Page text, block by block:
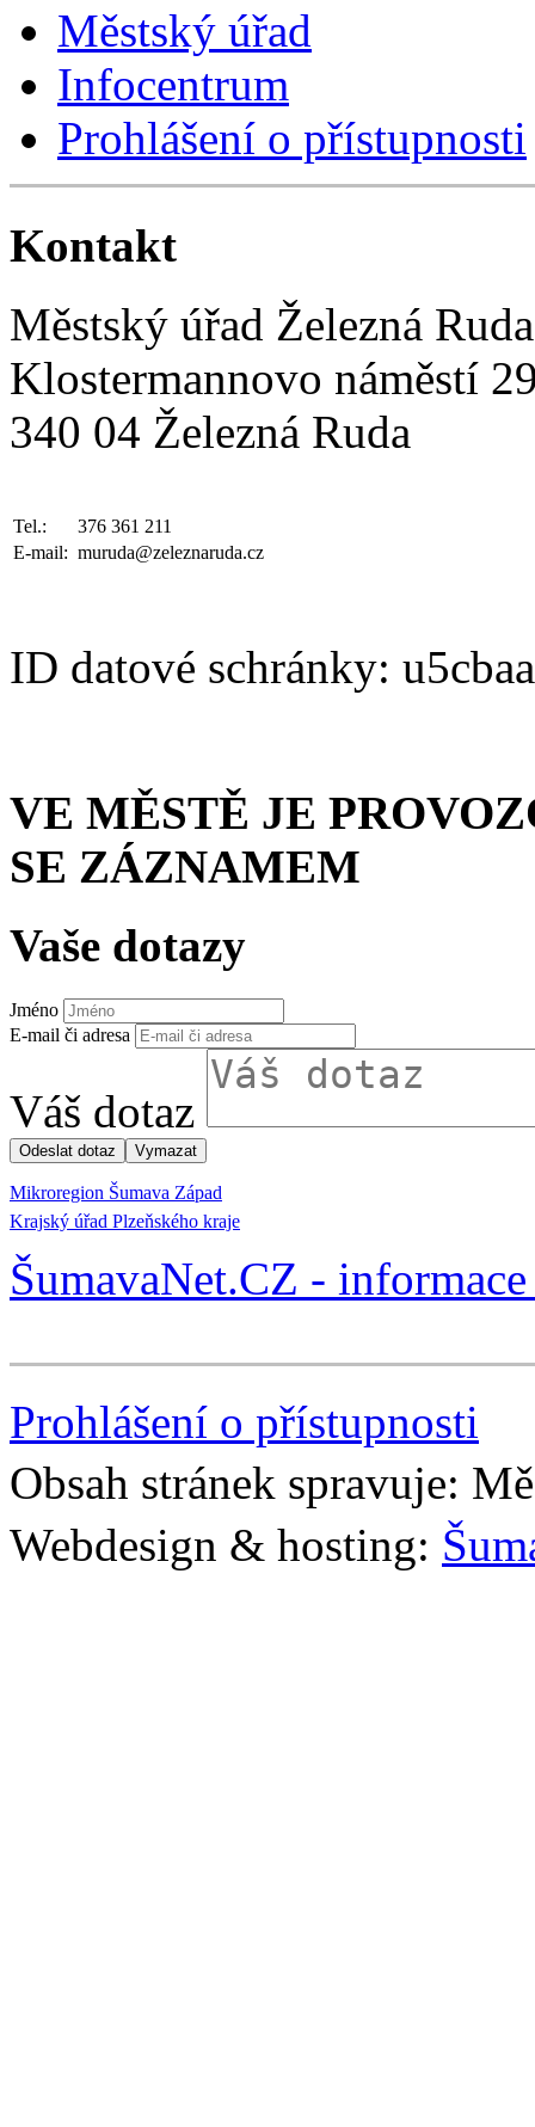
Městský úřad
Infocentrum
Prohlášení o přístupnosti
Kontakt
Městský úřad Železná Ruda
Klostermannovo náměstí
340 04 Železná Ruda
Tel.:
376 361 211
E-mail: muruda@zeleznaruda.cz
ID datové schránky:
VE MĚSTĚ JE
SE ZÁZNAMEM
Vaše dotazy
Jméno
E-mail či adresa
Váš dotaz
Mikroregion Šumava Západ
Krajský úřad Plzeňského kraje
ŠumavaNet.CZ -
Prohlášení o přístupnosti
Obsah stránek spravuje:
Webdesign & hosting: